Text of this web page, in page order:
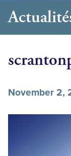
November 2,